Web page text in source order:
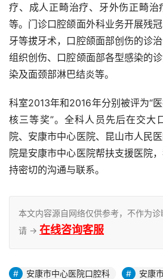
疗、成人正畸治疗、牙外伤正畸治
等。门诊口腔颌面外科业务开展残
牙等拔牙术，口腔颌面部创伤的诊
组织创伤、口腔颌面部各型感染的
染及面颈部淋巴结炎等。
科室2013年和2016年分别被评为“
核三等奖”。全科人员先后在交大
院、安康市中心医院、昆山市人民
院是安康市中心医院帮扶支援医院
持密切的沟通与联系。
本文内容源自网络仅供参考，不作为
请 → 在线咨询客服
安康市中心医院口腔科
安康